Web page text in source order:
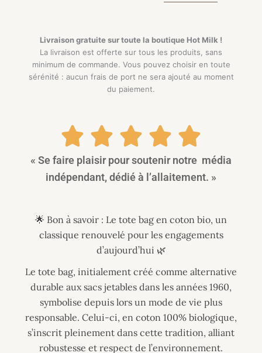
Livraison gratuite sur toute la boutique Hot Milk !
La livraison est offerte sur tous les produits, sans
minimum de commande. Vous pouvez choisir en toute
sérénité : aucun frais de port ne sera ajouté au moment
du paiement.
« Se faire plaisir pour soutenir notre média
indépendant, dédié à l’allaitement. »
🌟 Bon à savoir : Le tote bag en coton bio, un
classique renouvelé pour les engagements
d’aujourd’hui 🌿
Le tote bag, initialement créé comme alternative
durable aux sacs jetables dans les années 1960,
symbolise depuis lors un mode de vie plus
responsable. Celui-ci, en coton 100% biologique,
s’inscrit pleinement dans cette tradition, alliant
robustesse et respect de l’environnement.